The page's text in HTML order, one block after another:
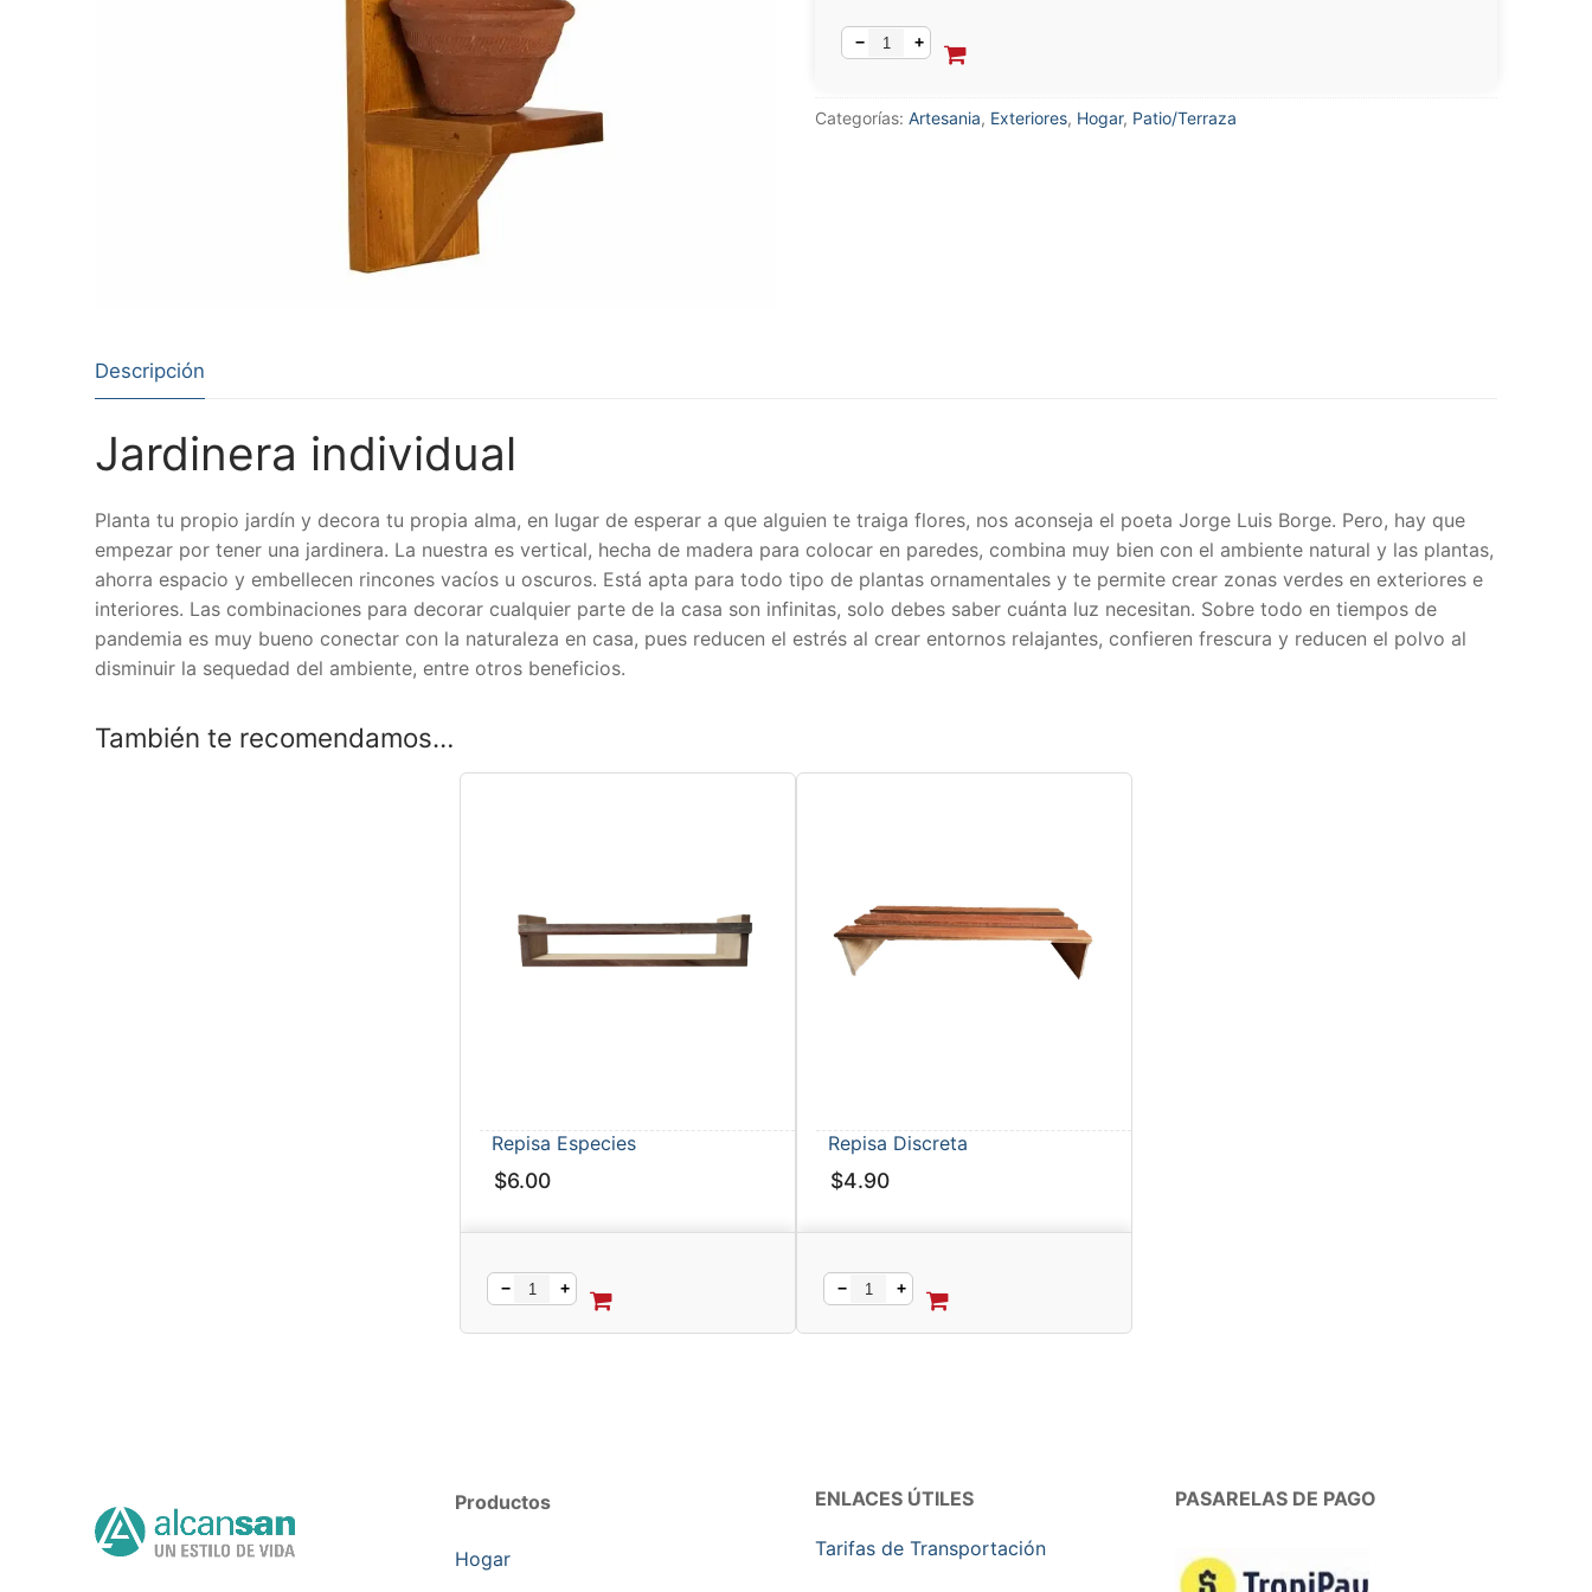
− +
Categorías: Artesania, Exteriores, Hogar, Patio/Terraza
Descripción
Jardinera individual
Planta tu propio jardín y decora tu propia alma, en lugar de esperar a que alguien te traiga flores, nos aconseja el poeta Jorge Luis Borge. Pero, hay que
empezar por tener una jardinera. La nuestra es vertical, hecha de madera para colocar en paredes, combina muy bien con el ambiente natural y las plantas,
ahorra espacio y embellecen rincones vacíos u oscuros. Está apta para todo tipo de plantas ornamentales y te permite crear zonas verdes en exteriores e
interiores. Las combinaciones para decorar cualquier parte de la casa son infinitas, solo debes saber cuánta luz necesitan. Sobre todo en tiempos de
pandemia es muy bueno conectar con la naturaleza en casa, pues reducen el estrés al crear entornos relajantes, confieren frescura y reducen el polvo al
disminuir la sequedad del ambiente, entre otros beneficios.
También te recomendamos…
Repisa Especies
$6.00
− +
Repisa Discreta
$4.90
− +
Productos
Hogar
ENLACES ÚTILES
Tarifas de Transportación
PASARELAS DE PAGO